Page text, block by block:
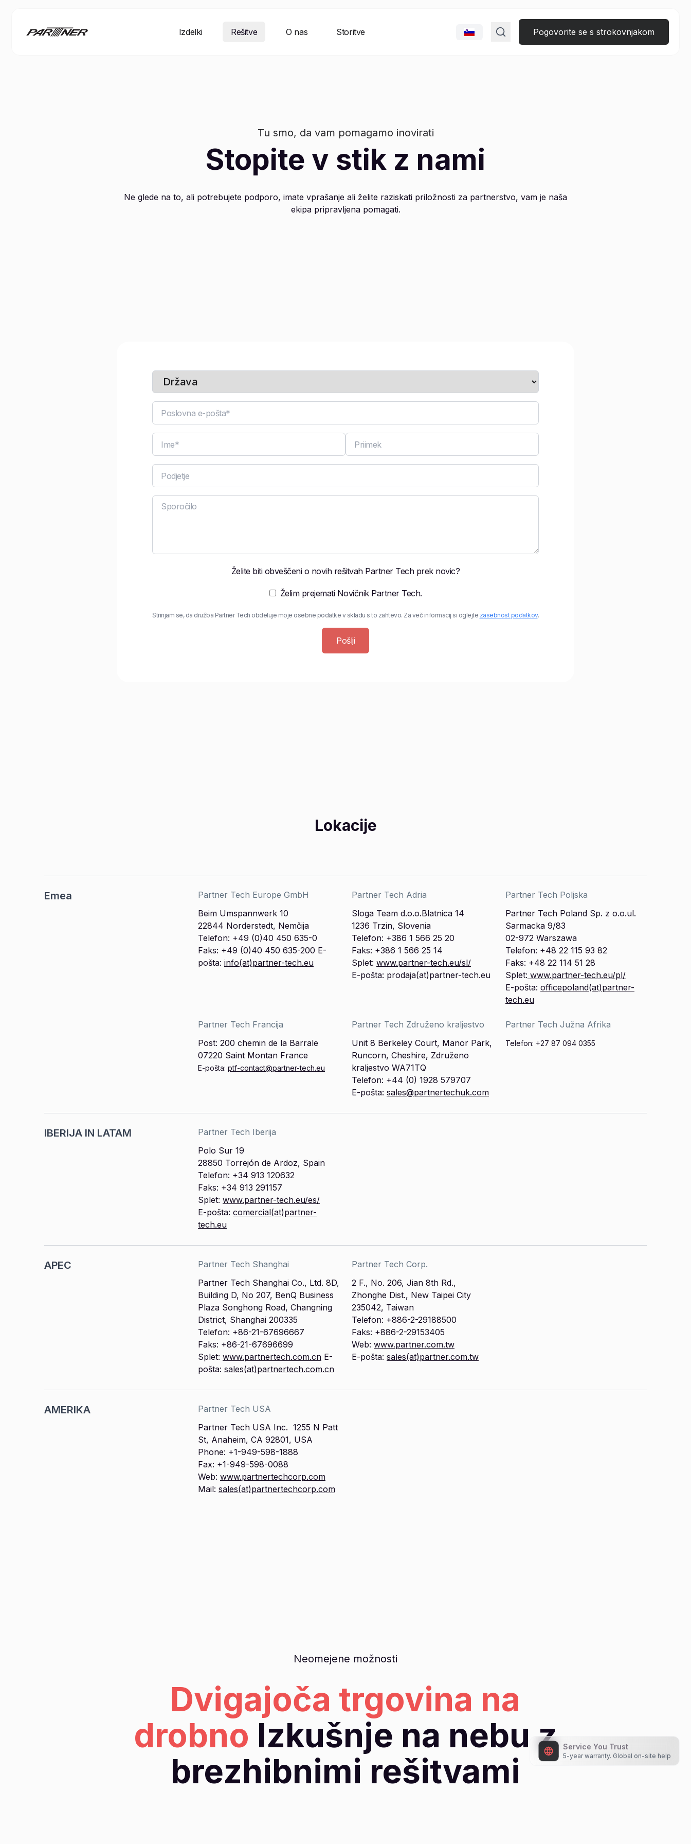
Izdelki Rešitve O nas Storitve Pogovorite se s strokovnjakom
Tu smo, da vam pomagamo inovirati
Stopite v stik z nami
Ne glede na to, ali potrebujete podporo, imate vprašanje ali želite raziskati priložnosti za partnerstvo, vam je naša
ekipa pripravljena pomagati.
Želite biti obveščeni o novih rešitvah Partner Tech prek novic?
Želim prejemati Novičnik Partner Tech.
Strinjam se, da družba Partner Tech obdeluje moje osebne podatke v skladu s to zahtevo. Za več informacij si oglejte zasebnost podatkov.
Pošlji
Lokacije
Emea
Partner Tech Europe GmbH
Beim Umspannwerk 10
22844 Norderstedt, Nemčija
Telefon: +49 (0)40 450 635-0
Faks: +49 (0)40 450 635-200 E-
pošta: info(at)partner-tech.eu
Partner Tech Adria
Sloga Team d.o.o.Blatnica 14
1236 Trzin, Slovenia
Telefon: +386 1 566 25 20
Faks: +386 1 566 25 14
Splet: www.partner-tech.eu/sl/
E-pošta: prodaja(at)partner-tech.eu
Partner Tech Poljska
Partner Tech Poland Sp. z o.o.ul.
Sarmacka 9/83
02-972 Warszawa
Telefon: +48 22 115 93 82
Faks: +48 22 114 51 28
Splet: www.partner-tech.eu/pl/
E-pošta: officepoland(at)partner-
tech.eu
Partner Tech Francija
Post: 200 chemin de la Barrale
07220 Saint Montan France
E-pošta: ptf-contact@partner-tech.eu
Partner Tech Združeno kraljestvo
Unit 8 Berkeley Court, Manor Park,
Runcorn, Cheshire, Združeno
kraljestvo WA71TQ
Telefon: +44 (0) 1928 579707
E-pošta: sales@partnertechuk.com
Partner Tech Južna Afrika
Telefon: +27 87 094 0355
IBERIJA IN LATAM
Partner Tech Iberija
Polo Sur 19
28850 Torrejón de Ardoz, Spain
Telefon: +34 913 120632
Faks: +34 913 291157
Splet: www.partner-tech.eu/es/
E-pošta: comercial(at)partner-
tech.eu
APEC
Partner Tech Shanghai
Partner Tech Shanghai Co., Ltd. 8D,
Building D, No 207, BenQ Business
Plaza Songhong Road, Changning
District, Shanghai 200335
Telefon: +86-21-67696667
Faks: +86-21-67696699
Splet: www.partnertech.com.cn E-
pošta: sales(at)partnertech.com.cn
Partner Tech Corp.
2 F., No. 206, Jian 8th Rd.,
Zhonghe Dist., New Taipei City
235042, Taiwan
Telefon: +886-2-29188500
Faks: +886-2-29153405
Web: www.partner.com.tw
E-pošta: sales(at)partner.com.tw
AMERIKA
Partner Tech USA
Partner Tech USA Inc. 1255 N Patt
St, Anaheim, CA 92801, USA
Phone: +1-949-598-1888
Fax: +1-949-598-0088
Web: www.partnertechcorp.com
Mail: sales(at)partnertechcorp.com
Neomejene možnosti
Dvigajoča trgovina na
drobno Izkušnje na nebu z
brezhibnimi rešitvami